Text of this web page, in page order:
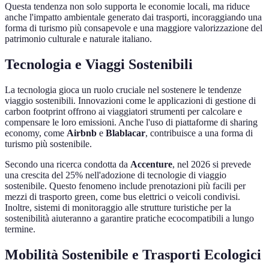
Questa tendenza non solo supporta le economie locali, ma riduce
anche l'impatto ambientale generato dai trasporti, incoraggiando una
forma di turismo più consapevole e una maggiore valorizzazione del
patrimonio culturale e naturale italiano.
Tecnologia e Viaggi Sostenibili
La tecnologia gioca un ruolo cruciale nel sostenere le tendenze
viaggio sostenibili. Innovazioni come le applicazioni di gestione di
carbon footprint offrono ai viaggiatori strumenti per calcolare e
compensare le loro emissioni. Anche l'uso di piattaforme di sharing
economy, come Airbnb e Blablacar, contribuisce a una forma di
turismo più sostenibile.
Secondo una ricerca condotta da Accenture, nel 2026 si prevede
una crescita del 25% nell'adozione di tecnologie di viaggio
sostenibile. Questo fenomeno include prenotazioni più facili per
mezzi di trasporto green, come bus elettrici o veicoli condivisi.
Inoltre, sistemi di monitoraggio alle strutture turistiche per la
sostenibilità aiuteranno a garantire pratiche ecocompatibili a lungo
termine.
Mobilità Sostenibile e Trasporti Ecologici